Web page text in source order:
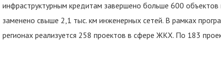
инфраструктурным кредитам завершено больше 600
заменено свыше 2,1 тыс. км инженерных сетей. В рамках
регионах реализуется 258 проектов в сфере ЖКХ. По 183